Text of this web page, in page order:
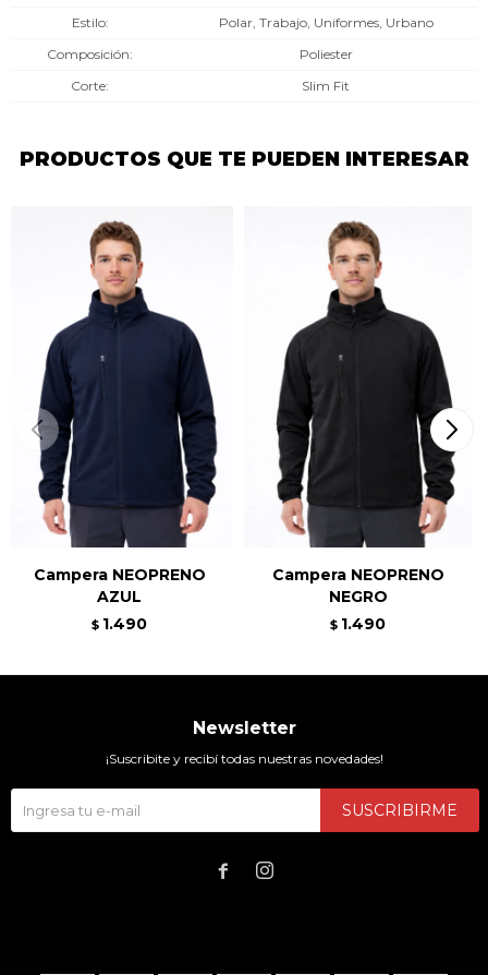
Estilo
Polar, Trabajo, Uniformes, Urbano
Composición
Poliester
Corte
Slim Fit
PRODUCTOS QUE TE PUEDEN INTERESAR
Campera NEOPRENO
AZUL
$ 1.490
Campera NEOPRENO
NEGRO
$ 1.490
Newsletter
¡Suscribite y recibí todas nuestras novedades!
SUSCRIBIRME
 